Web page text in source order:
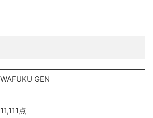
WAFUKU GEN
11,111点